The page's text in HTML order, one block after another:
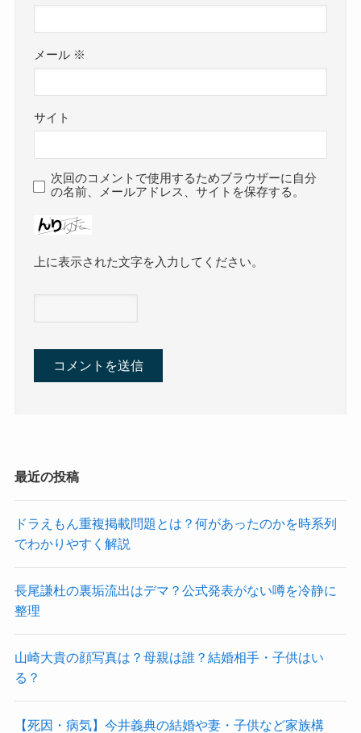
メール ※
サイト
次回のコメントで使用するためブラウザーに自分
の名前、メールアドレス、サイトを保存する。
上に表示された文字を入力してください。
最近の投稿
ドラえもん重複掲載問題とは？何があったのかを時系列
でわかりやすく解説
長尾謙杜の裏垢流出はデマ？公式発表がない噂を冷静に
整理
山崎大貴の顔写真は？母親は誰？結婚相手・子供はい
る？
【死因・病気】今井義典の結婚や妻・子供など家族構